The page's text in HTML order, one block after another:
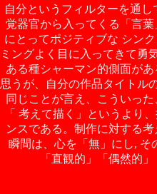
自分というフィルターを通
覚器官から入ってくる「言
にとってポジティブな シン
ミングよく目に入ってきて勇
ある種シャーマン的側面が
思うが、自分の作品タイトル
同じことが言え、こういっ
「 考えて描く」というより
ンスである。制作に対する
瞬間は、心を「無」にし, そ
「直観的」「偶然的